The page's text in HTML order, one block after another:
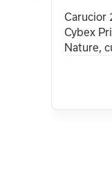
Carucior
Cybex
Nature,